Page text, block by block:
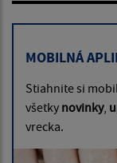
MOBILNÁ
Stiahnite si
všetky novinky,
vrecka.